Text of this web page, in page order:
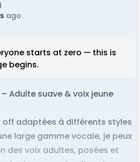
ago
starts at zero — this is
begins.
Adulte suave & voix jeune
off adaptées à différents styles
large gamme vocale, je peux
des voix adultes, posées et